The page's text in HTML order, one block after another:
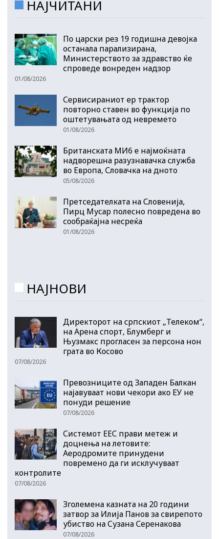
НАЈЧИТАНИ
По царски рез 19 годишна девојка
останала парализирана,
Министерството за здравство ќе
спроведе вонреден надзор
01/08/2026
Сервисираниот ер трактор
повторно ставен во функција по
оштетувањата од невремето
01/08/2026
Британската МИ6 е најмоќната
надворешна разузнавачка служба
во Европа, Словачка на дното
05/08/2026
Претседателката на Словенија,
Пирц Мусар полесно повредена во
сообраќајна несреќа
01/08/2026
НАЈНОВИ
Директорот на српскиот „Телеком“,
на Арена спорт, Блумберг и
Њузмакс прогласен за персона нон
грата во Косово
07/08/2026
Превозниците од Западен Балкан
најавуваат нови чекори ако ЕУ не
понуди решение
07/08/2026
Системот ЕЕС прави метеж и
доцнења на летовите:
Аеродромите принудени
повремено да ги исклучуваат
контролите
07/08/2026
Зголемена казната на 20 години
затвор за Илија Панов за свирепото
убиство на Сузана Серенакова
07/08/2026